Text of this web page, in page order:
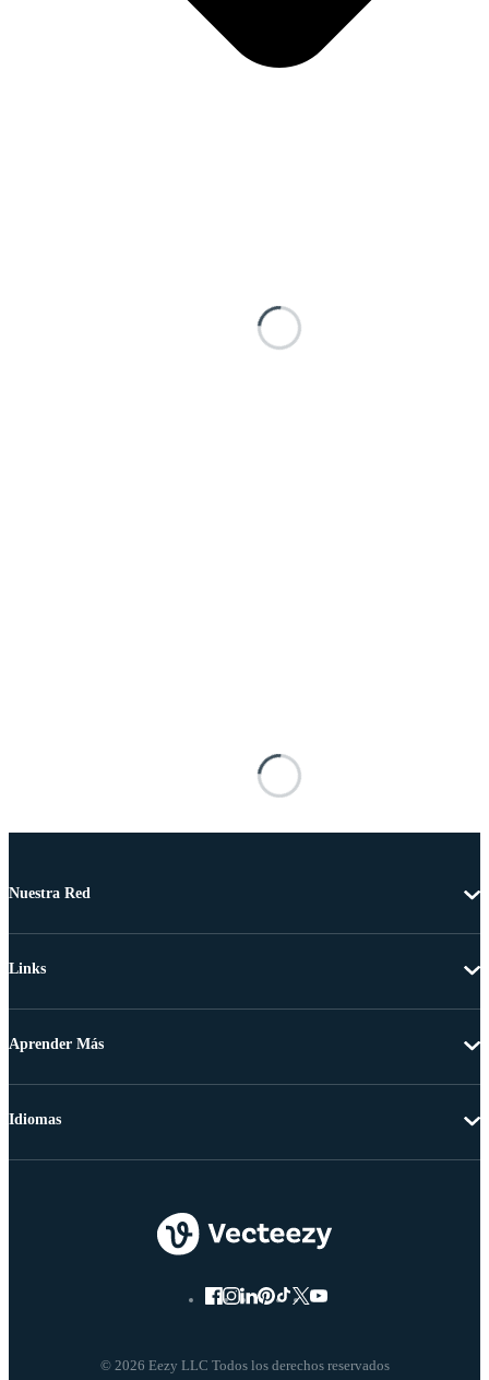
Nuestra Red
Links
Aprender Más
© 2026 Eezy LLC Todos los derechos reservados
Idiomas